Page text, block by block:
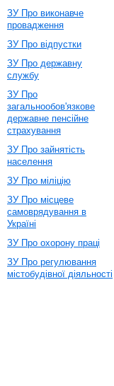
ЗУ Про виконавче
провадження
ЗУ Про відпустки
ЗУ Про державну
службу
ЗУ Про
загальнообов'язкове
державне пенсійне
страхування
ЗУ Про зайнятість
населення
ЗУ Про міліцію
ЗУ Про місцеве
самоврядування в
Україні
ЗУ Про охорону праці
ЗУ Про регулювання
містобудівної діяльності